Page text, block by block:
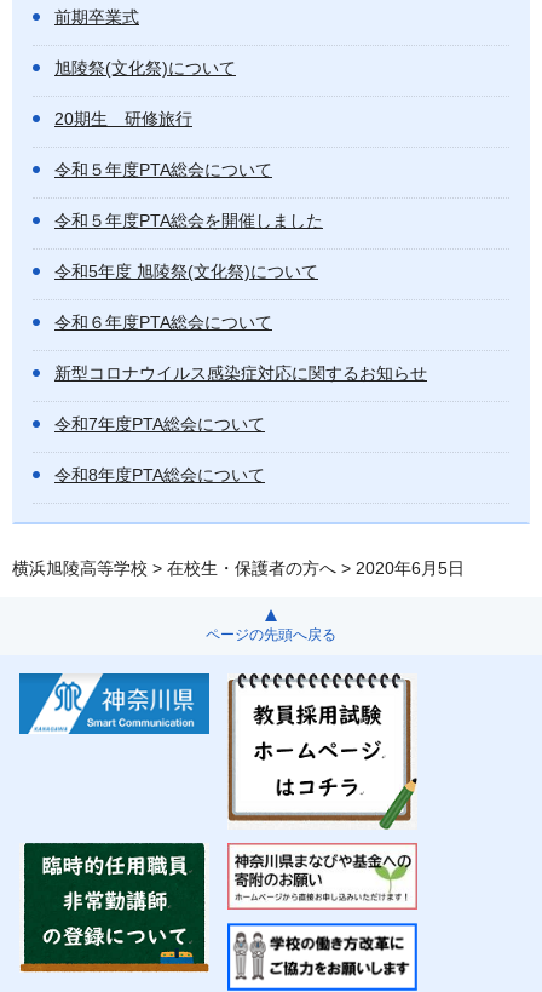
前期卒業式
旭陵祭(文化祭)について
20期生 研修旅行
令和５年度PTA総会について
令和５年度PTA総会を開催しました
令和5年度 旭陵祭(文化祭)について
令和６年度PTA総会について
新型コロナウイルス感染症対応に関するお知らせ
令和7年度PTA総会について
令和8年度PTA総会について
横浜旭陵高等学校 > 在校生・保護者の方へ > 2020年6月5日
ページの先頭へ戻る